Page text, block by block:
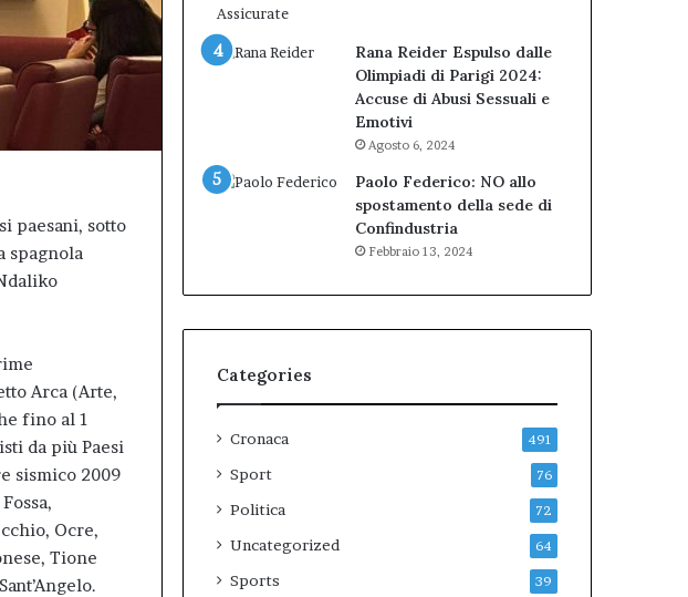
paesani, sotto
spagnola
Arca (Arte,
fino al 1
da più Paesi
sismico 2009
Ocre,
Tione
Rana Reider Espulso dalle
Olimpiadi di Parigi 2024:
Accuse di Abusi Sessuali e
Emotivi
Agosto 6, 2024
Paolo Federico: NO allo
spostamento della sede di
Confindustria
Febbraio 13, 2024
Categories
Cronaca 491
Sport 76
Politica 72
Uncategorized 64
Sports 39